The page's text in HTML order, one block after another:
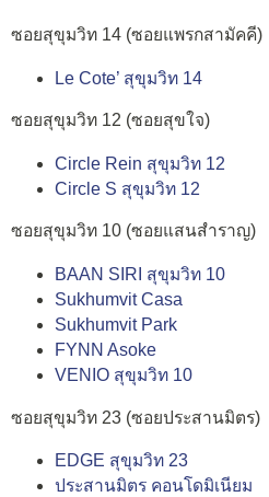
ซอยสุขุมวิท 14 (ซอยแพรกสามัคคี)
Le Cote’ สุขุมวิท 14
ซอยสุขุมวิท 12 (ซอยสุขใจ)
Circle Rein สุขุมวิท 12
Circle S สุขุมวิท 12
ซอยสุขุมวิท 10 (ซอยแสนสำราญ)
BAAN SIRI สุขุมวิท 10
Sukhumvit Casa
Sukhumvit Park
FYNN Asoke
VENIO สุขุมวิท 10
ซอยสุขุมวิท 23 (ซอยประสานมิตร)
EDGE สุขุมวิท 23
ประสานมิตร คอนโดมิเนียม